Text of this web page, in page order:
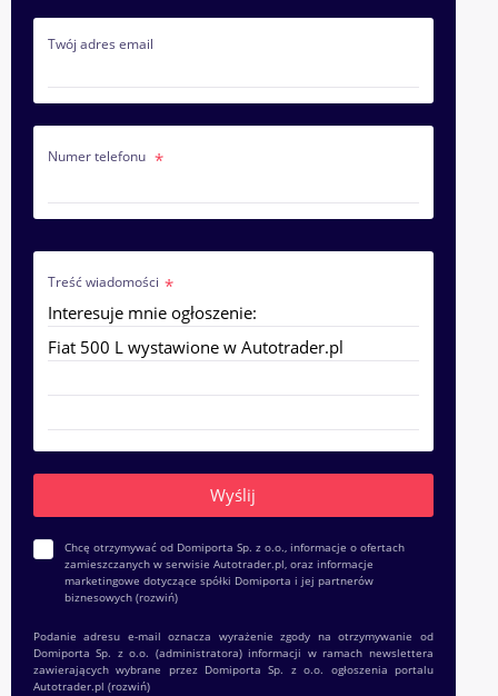
Twój adres email
Numer telefonu
Treść wiadomości
Chcę otrzymywać od Domiporta Sp. z o.o., informacje o ofertach
zamieszczanych w serwisie Autotrader.pl, oraz informacje
marketingowe dotyczące spółki Domiporta i jej partnerów
biznesowych (rozwiń)
Podanie adresu e-mail oznacza wyrażenie zgody na otrzymywanie od
Domiporta Sp. z o.o. (administratora) informacji w ramach newslettera
zawierających wybrane przez Domiporta Sp. z o.o. ogłoszenia portalu
Autotrader.pl (rozwiń)